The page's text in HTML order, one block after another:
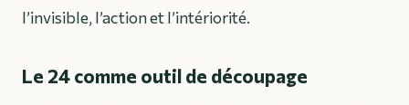
l’invisible, l’action et l’intériorité.
Le 24 comme outil de découpage